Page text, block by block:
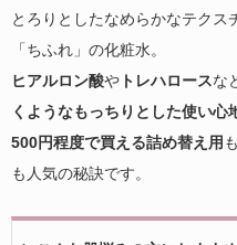
とろりとしたなめらかなテク
「ちふれ」の化粧水。
ヒアルロン酸や トレハロースな
くようなもっちりとした使い心
500円程度で買える詰め替え用
も人気の秘訣です。